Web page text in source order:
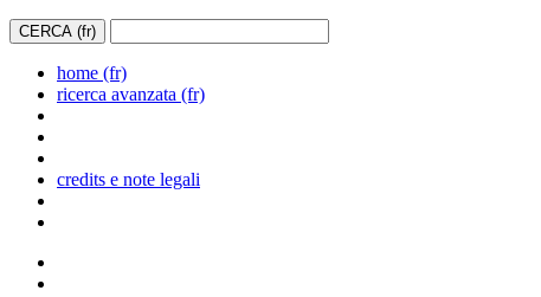
home (fr)
ricerca avanzata (fr)
credits e note legali